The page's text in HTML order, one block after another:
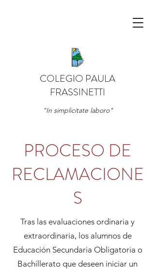
COLEGIO PAULA
FRASSINETTI
"In simplicitate laboro"
PROCESO DE
RECLAMACIONE
S
Tras las evaluaciones ordinaria y
extraordinaria, los alumnos de
Educación Secundaria Obligatoria o
Bachillerato que deseen iniciar un